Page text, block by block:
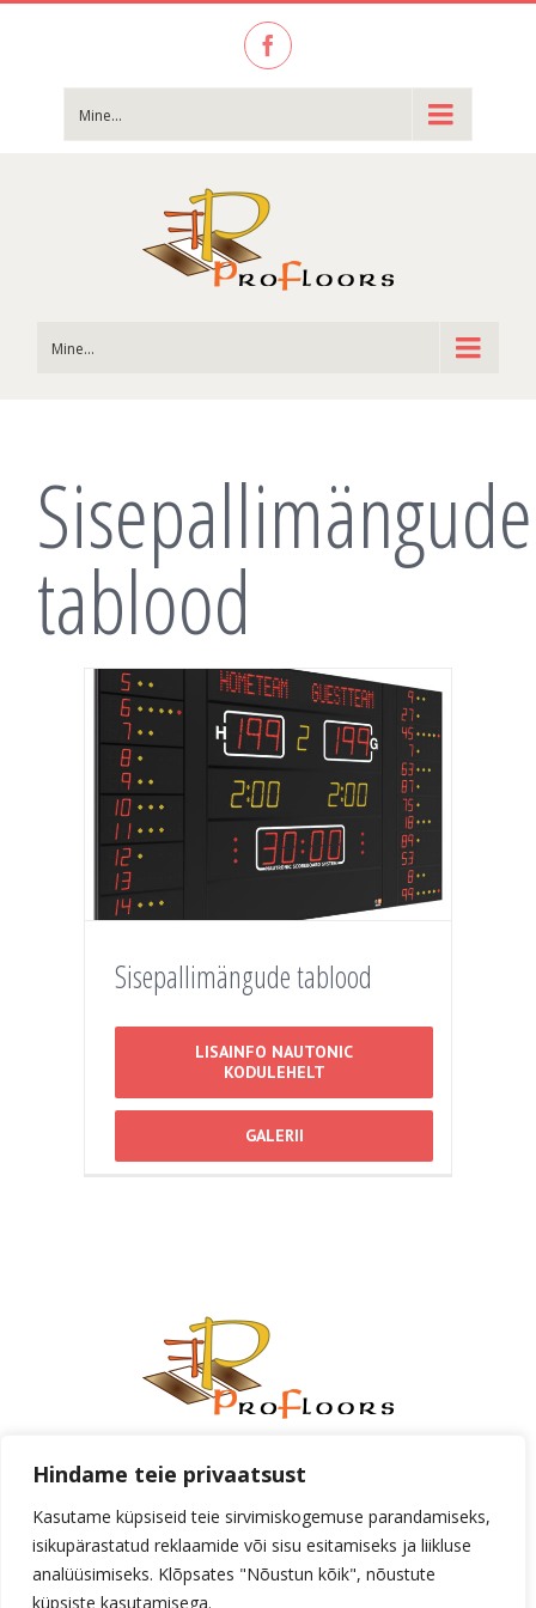
Hindame teie privaatsust
Kasutame küpsiseid teie sirvimiskogemuse parandamiseks,
isikupärastatud reklaamide või sisu esitamiseks ja liikluse
analüüsimiseks. Klõpsates "Nõustun kõik", nõustute
küpsiste kasutamisega.
Facebook
Mine...
Mine...
Sisepallimängude
tablood
Sisepallimängude tablood
LISAINFO NAUTONIC
KODULEHELT
GALERII
profloors@profloors.ee
© Copyright Profloors
| Kõik õigused
reserveeritud | AMA